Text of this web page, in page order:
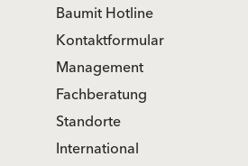
Baumit Hotline
Kontaktformular
Management
Fachberatung
Standorte
International